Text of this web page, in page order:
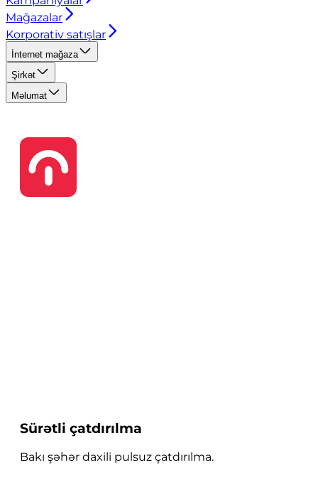
Mağazalar
Korporativ satışlar
İnternet mağaza
Şirkət
Məlumat
Sürətli çatdırılma
Bakı şəhər daxili pulsuz çatdırılma.